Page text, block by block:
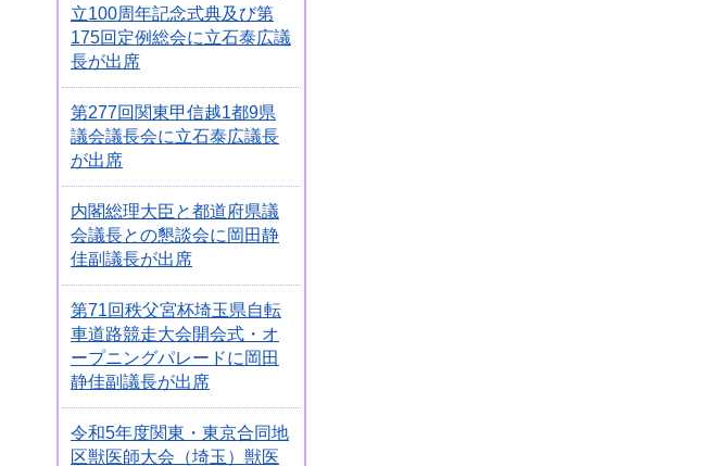
立100周年記念式典及び第
175回定例総会に立石泰広議
長が出席
第277回関東甲信越1都9県
議会議長会に立石泰広議長
が出席
内閣総理大臣と都道府県議
会議長との懇談会に岡田静
佳副議長が出席
第71回秩父宮杯埼玉県自転
車道路競走大会開会式・オ
ープニングパレードに岡田
静佳副議長が出席
令和5年度関東・東京合同地
区獣医師大会（埼玉）獣医